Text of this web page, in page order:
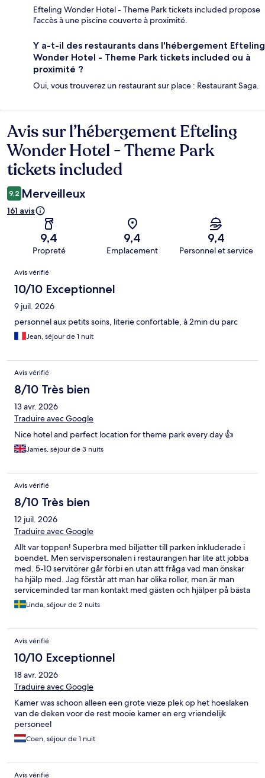
Efteling Wonder Hotel - Theme Park tickets included propose
l'accès à une piscine couverte à proximité.
Y a-t-il des restaurants dans l'hébergement Efteling
Wonder Hotel - Theme Park tickets included ou à
proximité ?
Oui, vous trouverez un restaurant sur place : Restaurant Saga.
Avis
Avis sur l’hébergement Efteling
Wonder Hotel - Theme Park
tickets included
9,2 Merveilleux
161 avis
9,4
Propreté
9,4
Emplacement
9,4
Personnel et service
Avis
Avis vérifié
10/10 Exceptionnel
9 juil. 2026
personnel aux petits soins, literie confortable, à 2min du parc
Jean, séjour de 1 nuit
Avis vérifié
8/10 Très bien
13 avr. 2026
Traduire avec Google
Nice hotel and perfect location for theme park every day 👍
James, séjour de 3 nuits
Avis vérifié
8/10 Très bien
12 juil. 2026
Traduire avec Google
Allt var toppen! Superbra med biljetter till parken inkluderade i
boendet. Men servispersonalen i restaurangen har lite att jobba
med. 5-10 servitörer går förbi en utan att fråga vad man önskar
ha hjälp med. Jag förstår att man har olika roller, men är man
serviceminded tar man kontakt med gästen och hjälper på bästa
sätt. Köket får dock toppbetyg för sina pommes frites.
Linda, séjour de 2 nuits
Avis vérifié
10/10 Exceptionnel
18 avr. 2026
Traduire avec Google
Kamer was schoon alleen een grote vieze plek op het hoeslaken
van de deken voor de rest mooie kamer en erg vriendelijk
personeel
Coen, séjour de 1 nuit
Avis vérifié